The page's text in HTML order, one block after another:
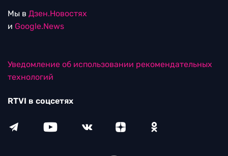
Мы в Дзен.Новостях
и Google.News
Уведомление об использовании рекомендательных
технологий
RTVI в соцсетях